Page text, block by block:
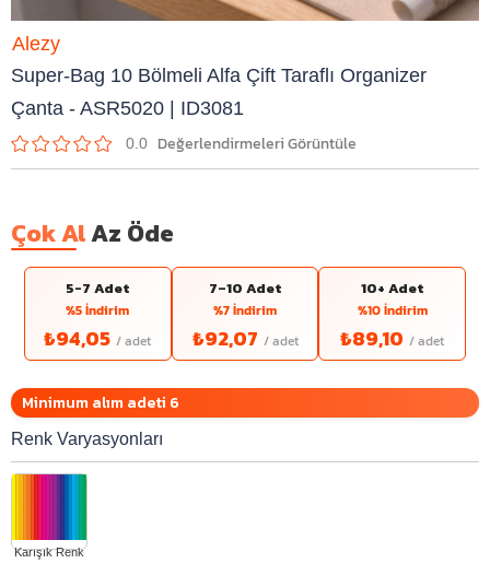
Super-Bag 10 Bölmeli Alfa Çift Taraflı Organizer
Çanta - ASR5020 | ID3081
0.0
Alezy
Çok AlAz Öde
5-7 Adet
%5 İndirim
₺94,05
7–10 Adet
%7 İndirim
₺92,07
10+ Adet
%10 İndirim
₺89,10
Minimum alım adeti 6
Renk Varyasyonları